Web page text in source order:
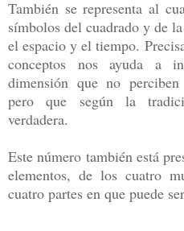
También se representa al
símbolos del cuadrado y de
el espacio y el tiempo.
conceptos nos ayuda a
dimensión que no perciben
pero que según la
verdadera.
Este número también está
elementos, de los cuatro
cuatro partes en que puede